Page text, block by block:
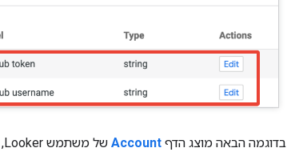
בדוגמה הבאה מוצג הדף Account